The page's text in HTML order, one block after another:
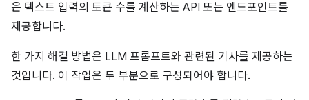
은 텍스트 입력의 토큰 수를 계산하는 API 또는 엔드포인트를
제공합니다.
한 가지 해결 방법은 LLM 프롬프트와 관련된 기사를 제공하는
것입니다. 이 작업은 두 부분으로 구성되어야 합니다.